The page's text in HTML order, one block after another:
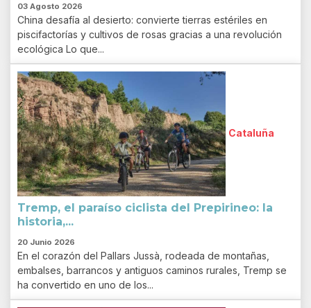
03 Agosto 2026
China desafía al desierto: convierte tierras estériles en
piscifactorías y cultivos de rosas gracias a una revolución
ecológica Lo que...
Cataluña
Tremp, el paraíso ciclista del Prepirineo: la
historia,...
20 Junio 2026
En el corazón del Pallars Jussà, rodeada de montañas,
embalses, barrancos y antiguos caminos rurales, Tremp se
ha convertido en uno de los...